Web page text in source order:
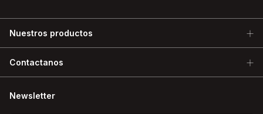
Nuestros productos
Contactanos
Newsletter